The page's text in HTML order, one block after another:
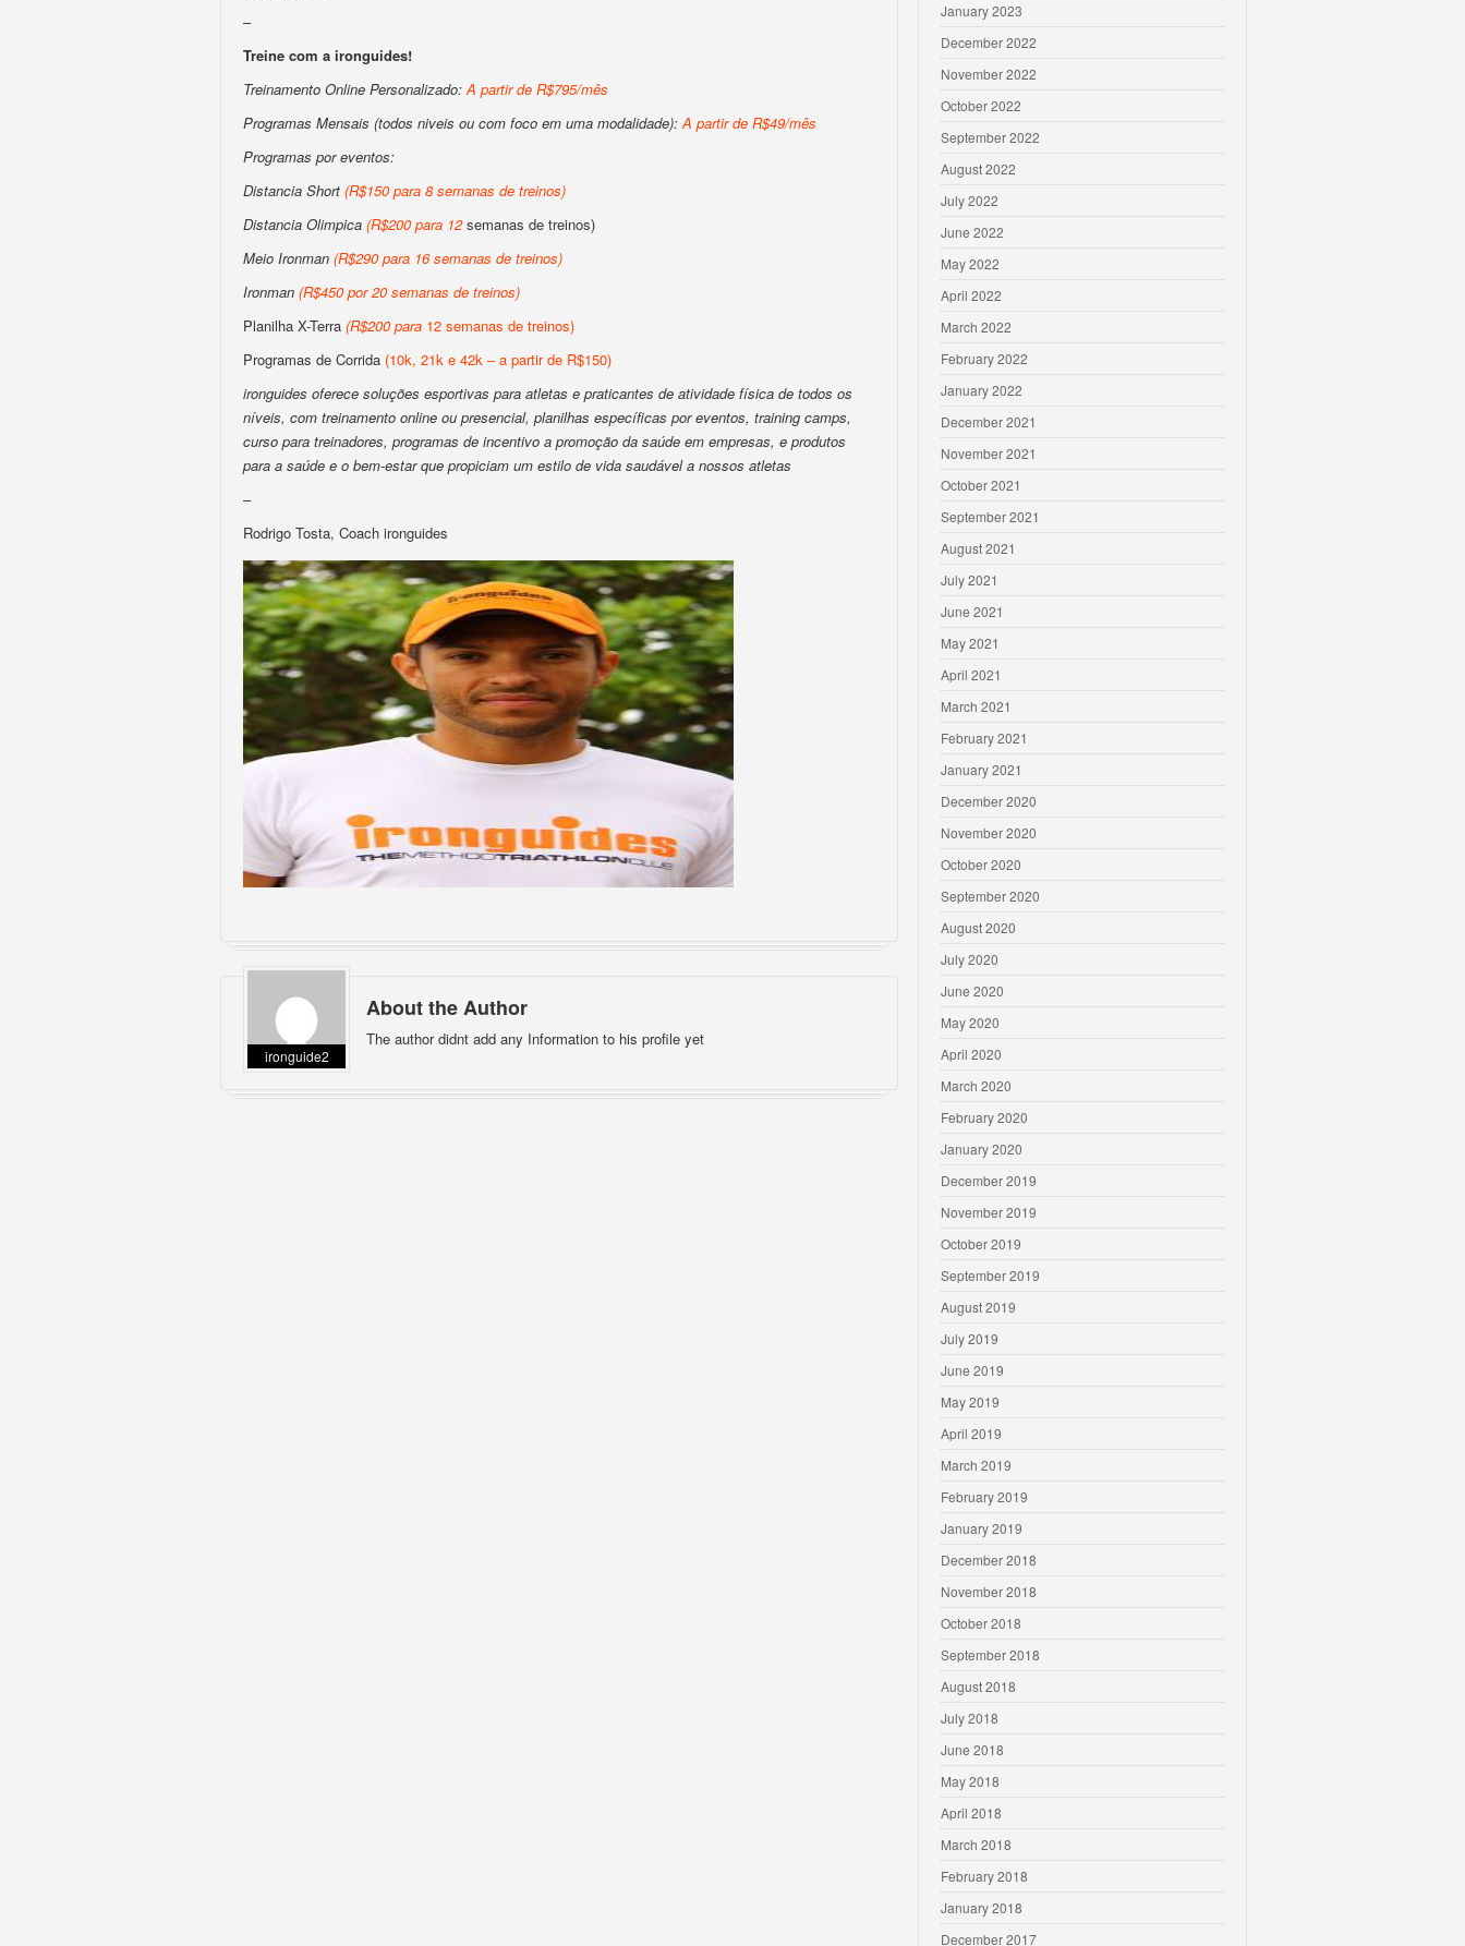
–
Treine com a ironguides!
Treinamento Online Personalizado:A partir de R$795/mês
Programas Mensais (todos niveis ou com foco em uma modalidade):A partir de R$49/mês
Programas por eventos:
Distancia Short (R$150 para 8 semanas de treinos)
Distancia Olimpica (R$200 para 12semanas de treinos)
Meio Ironman (R$290 para 16 semanas de treinos)
Ironman (R$450 por 20 semanas de treinos)
Planilha X-Terra (R$200 para 12 semanas de treinos)
Programas de Corrida (10k, 21k e 42k – a partir de R$150)
ironguides oferece soluções esportivas para atletas e praticantes de atividade física de todos os
níveis, com treinamento online ou presencial, planilhas específicas por eventos, training camps,
curso para treinadores, programas de incentivo a promoção da saúde em empresas, e produtos
para a saúde e o bem-estar que propiciam um estilo de vida saudável a nossos atletas
–
Rodrigo Tosta, Coach ironguides
ironguide2
About the Author
The author didnt add any Information to his profile yet
January 2023
December 2022
November 2022
October 2022
September 2022
August 2022
July 2022
June 2022
May 2022
April 2022
March 2022
February 2022
January 2022
December 2021
November 2021
October 2021
September 2021
August 2021
July 2021
June 2021
May 2021
April 2021
March 2021
February 2021
January 2021
December 2020
November 2020
October 2020
September 2020
August 2020
July 2020
June 2020
May 2020
April 2020
March 2020
February 2020
January 2020
December 2019
November 2019
October 2019
September 2019
August 2019
July 2019
June 2019
May 2019
April 2019
March 2019
February 2019
January 2019
December 2018
November 2018
October 2018
September 2018
August 2018
July 2018
June 2018
May 2018
April 2018
March 2018
February 2018
January 2018
December 2017